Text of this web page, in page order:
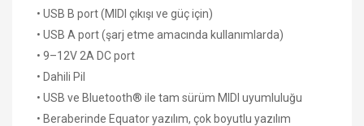
• USB B port (MIDI çıkışı ve güç için)
• USB A port (şarj etme amacında kullanımlarda)
• 9–12V 2A DC port
• Dahili Pil
• USB ve Bluetooth® ile tam sürüm MIDI uyumluluğu
• Beraberinde Equator yazılım, çok boyutlu yazılım